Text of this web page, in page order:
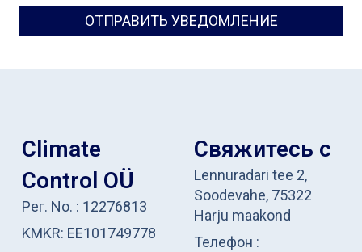
ОТПРАВИТЬ УВЕДОМЛЕНИЕ
Climate
Control OÜ
Рег. No. : 12276813
KMKR: EE101749778
Свяжитесь с
Lennuradari tee 2,
Soodevahe, 75322
Harju maakond
Телефон :